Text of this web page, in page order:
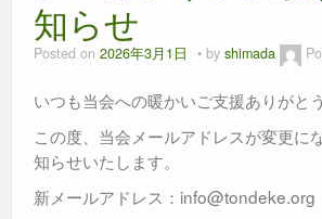
o
k
知らせ
Posted on 2026年3月1日 by shimada
いつも当会への暖かいご支援ありがと
この度、当会メールアドレスが変更に
知らせいたします。
新メールアドレス：info@tondeke.org